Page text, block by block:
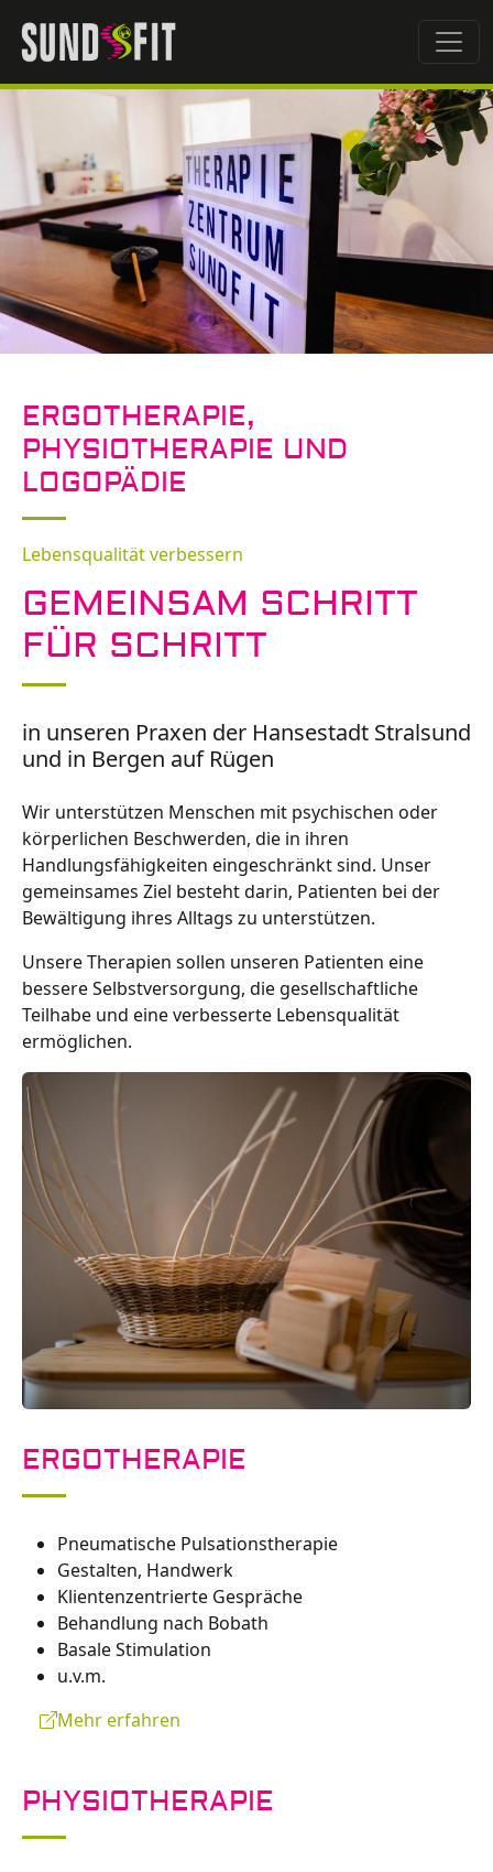
ERGOTHERAPIE,
PHYSIOTHERAPIE UND
LOGOPÄDIE
Lebensqualität verbessern
GEMEINSAM SCHRITT
FÜR SCHRITT
in unseren Praxen der Hansestadt Stralsund
und in Bergen auf Rügen
Wir unterstützen Menschen mit psychischen oder
körperlichen Beschwerden, die in ihren
Handlungsfähigkeiten eingeschränkt sind. Unser
gemeinsames Ziel besteht darin, Patienten bei der
Bewältigung ihres Alltags zu unterstützen.
Unsere Therapien sollen unseren Patienten eine
bessere Selbstversorgung, die gesellschaftliche
Teilhabe und eine verbesserte Lebensqualität
ermöglichen.
ERGOTHERAPIE
Pneumatische Pulsationstherapie
Gestalten, Handwerk
Klientenzentrierte Gespräche
Behandlung nach Bobath
Basale Stimulation
u.v.m.
Mehr erfahren
PHYSIOTHERAPIE